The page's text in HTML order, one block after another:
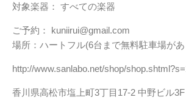
対象楽器： すべての楽器
ご予約： kuniirui@gmail.com
場所：ハートフル(6台まで無料駐車場が
http://www.sanlabo.net/shop/
香川県高松市塩上町3丁目17-2 中野ビル3F